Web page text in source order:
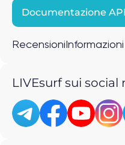
Documentazione API
Recensioni
LIVEsurf sui